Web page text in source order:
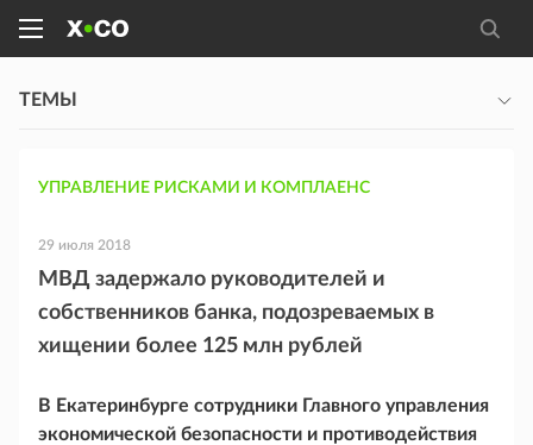
ТЕМЫ
УПРАВЛЕНИЕ РИСКАМИ И КОМПЛАЕНС
29 июля 2018
МВД задержало руководителей и
собственников банка, подозреваемых в
хищении более 125 млн рублей
В Екатеринбурге сотрудники Главного управления
экономической безопасности и противодействия